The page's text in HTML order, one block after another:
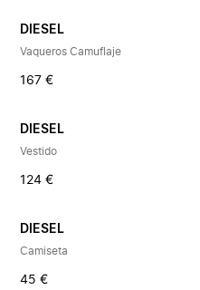
DIESEL
Vaqueros Camuflaje
167 €
DIESEL
Vestido
124 €
DIESEL
Camiseta
45 €